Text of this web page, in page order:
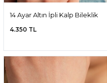
14 Ayar Altın İpli Kalp Bileklik
4.350 TL